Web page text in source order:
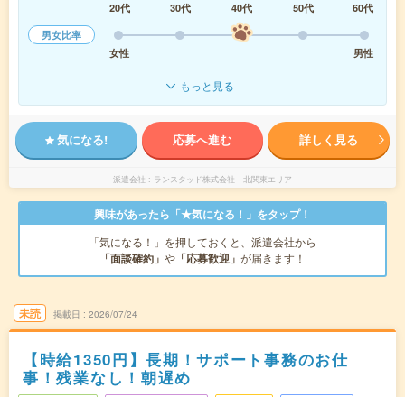
20代
30代 40代 50代
60代
男女比率
女性
男性
もっと見る
気になる! 応募へ進む 詳しく見る
派遣会社 ランスタッド株式会社 北関東エリア
興味があったら「★気になる！」をタップ！
「気になる！」を押しておくと、派遣会社から
「面談確約」 や 「応募歓迎」 が届きます！
未読 掲載日 2026/07/24
【時給1350円】長期！サポート事務のお仕
事！残業なし！朝遅め